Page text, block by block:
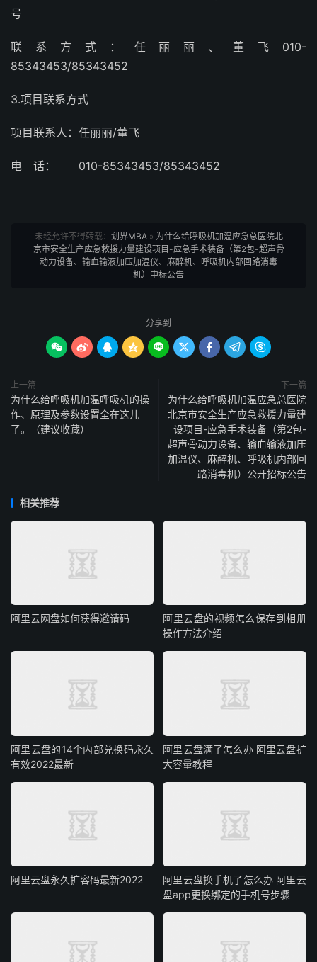
号
联系方式：任丽丽、董飞010-
85343453/85343452
3.项目联系方式
项目联系人：任丽丽/董飞
电 话： 010-85343453/85343452
未经允许不得转载： 划界MBA» 为什么给呼吸机加温应急总医院北
京市安全生产应急救援力量建设项目-应急手术装备（第2包-超声骨
动力设备、输血输液加压加温仪、麻醉机、呼吸机内部回路消毒
机）中标公告
分享到
        
上一篇
为什么给呼吸机加温呼吸机的操
作、原理及参数设置全在这儿
了。（建议收藏）
下一篇
为什么给呼吸机加温应急总医院
北京市安全生产应急救援力量建
设项目-应急手术装备（第2包-
超声骨动力设备、输血输液加压
加温仪、麻醉机、呼吸机内部回
路消毒机）公开招标公告
相关推荐
阿里云网盘如何获得邀请码
阿里云盘的视频怎么保存到相册
操作方法介绍
阿里云盘的14个内部兑换码永久
有效2022最新
阿里云盘满了怎么办 阿里云盘扩
大容量教程
阿里云盘永久扩容码最新2022
阿里云盘换手机了怎么办 阿里云
盘app更换绑定的手机号步骤